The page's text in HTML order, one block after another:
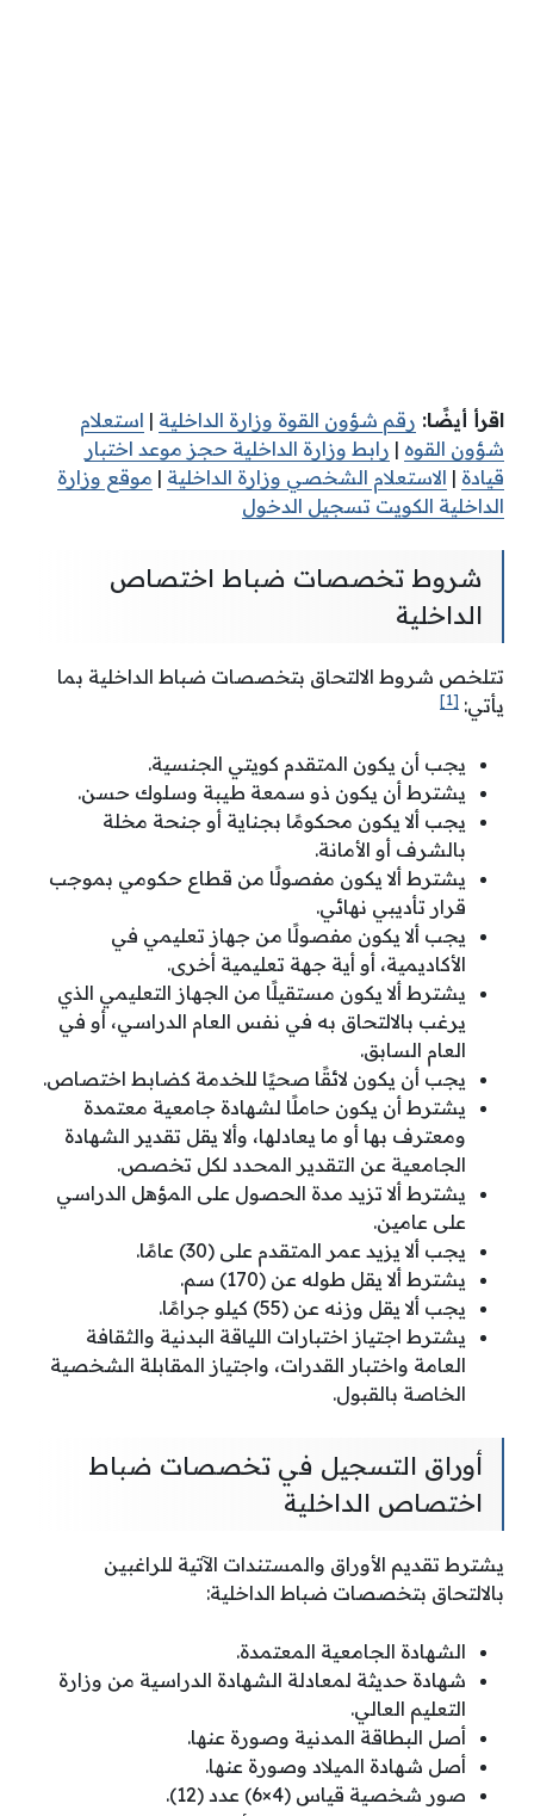
اقرأ أيضًا: رقم شؤون القوة وزارة الداخلية | استعلام
شؤون القوه | رابط وزارة الداخلية حجز موعد اختبار
قيادة | الاستعلام الشخصي وزارة الداخلية | موقع وزارة
الداخلية الكويت تسجيل الدخول
شروط تخصصات ضباط اختصاص
الداخلية
تتلخص شروط الالتحاق بتخصصات ضباط الداخلية بما
يأتي: [1]
يجب أن يكون المتقدم كويتي الجنسية.
يشترط أن يكون ذو سمعة طيبة وسلوك حسن.
يجب ألا يكون محكومًا بجناية أو جنحة مخلة
بالشرف أو الأمانة.
يشترط ألا يكون مفصولًا من قطاع حكومي بموجب
قرار تأديبي نهائي.
يجب ألا يكون مفصولًا من جهاز تعليمي في
الأكاديمية، أو أية جهة تعليمية أخرى.
يشترط ألا يكون مستقيلًا من الجهاز التعليمي الذي
يرغب بالالتحاق به في نفس العام الدراسي، أو في
العام السابق.
يجب أن يكون لائقًا صحيًا للخدمة كضابط اختصاص.
يشترط أن يكون حاملًا لشهادة جامعية معتمدة
ومعترف بها أو ما يعادلها، وألا يقل تقدير الشهادة
الجامعية عن التقدير المحدد لكل تخصص.
يشترط ألا تزيد مدة الحصول على المؤهل الدراسي
على عامين.
يجب ألا يزيد عمر المتقدم على (30) عامًا.
يشترط ألا يقل طوله عن (170) سم.
يجب ألا يقل وزنه عن (55) كيلو جرامًا.
يشترط اجتياز اختبارات اللياقة البدنية والثقافة
العامة واختبار القدرات، واجتياز المقابلة الشخصية
الخاصة بالقبول.
أوراق التسجيل في تخصصات ضباط
اختصاص الداخلية
يشترط تقديم الأوراق والمستندات الآتية للراغبين
بالالتحاق بتخصصات ضباط الداخلية:
الشهادة الجامعية المعتمدة.
شهادة حديثة لمعادلة الشهادة الدراسية من وزارة
التعليم العالي.
أصل البطاقة المدنية وصورة عنها.
أصل شهادة الميلاد وصورة عنها.
صور شخصية قياس (4×6) عدد (12).